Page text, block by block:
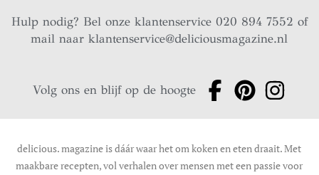
Hulp nodig? Bel onze klantenservice 020 894 7552 of
mail naarklantenservice@deliciousmagazine.nl
Volg ons en blijf op de hoogte
delicious. magazine is dáár waar het om koken en eten draait. Met
maakbare recepten, vol verhalen over mensen met een passie voor